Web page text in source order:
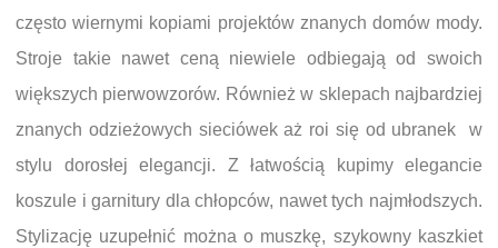
często wiernymi kopiami projektów znanych domów mody.
Stroje takie nawet ceną niewiele odbiegają od swoich
większych pierwowzorów. Również w sklepach najbardziej
znanych odzieżowych sieciówek aż roi się od ubranek w
stylu dorosłej elegancji. Z łatwością kupimy elegancie
koszule i garnitury dla chłopców, nawet tych najmłodszych.
Stylizację uzupełnić można o muszkę, szykowny kaszkiet